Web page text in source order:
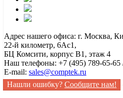
Адрес нашего офиса: г. Москва,
22-й километр, 6Ас1,
БЦ Комсити, корпус B1, этаж 4
Наш телефоны: +7 (495) 789-65-65
E-mail: sales@comptek.ru
Нашли ошибку? Сообщите нам!